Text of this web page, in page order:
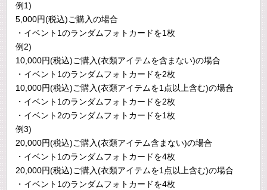
例1)
5,000円(税込)ご購入の場合
・イベント1のランダムフォトカードを1枚
例2)
10,000円(税込)ご購入(衣類アイテムを含まない)の場合
・イベント1のランダムフォトカードを2枚
10,000円(税込)ご購入(衣類アイテムを1点以上含む)の場合
・イベント1のランダムフォトカードを2枚
・イベント2のランダムフォトカードを1枚
例3)
20,000円(税込)ご購入(衣類アイテム含まない)の場合
・イベント1のランダムフォトカードを4枚
20,000円(税込)ご購入(衣類アイテムを1点以上含む)の場合
・イベント1のランダムフォトカードを4枚